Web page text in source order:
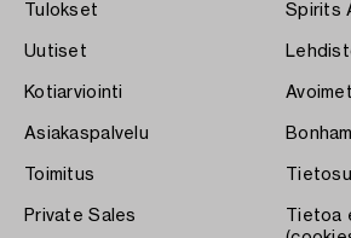
Tulokset
Uutiset
Kotiarviointi
Asiakaspalvelu
Toimitus
Private Sales
Spirits
Tietoa